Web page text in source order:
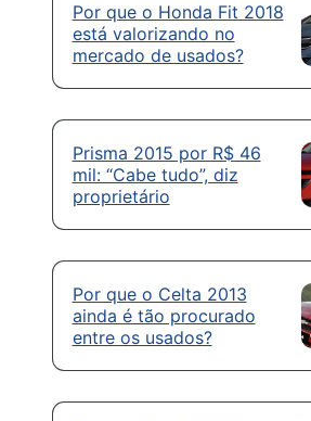
Por que o Honda Fit 2018
está valorizando no
mercado de usados?
Prisma 2015 por R$ 46
mil: “Cabe tudo”, diz
proprietário
Por que o Celta 2013
ainda é tão procurado
entre os usados?